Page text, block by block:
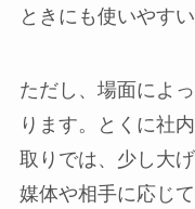
ときにも使いやすい
ただし、場面によ
ります。とくに社
取りでは、少し大
媒体や相手に応じ